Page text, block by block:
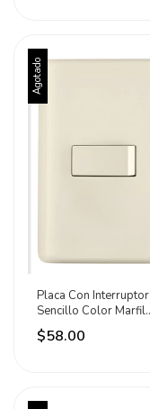
Agotado
Placa Con Interruptor
Sencillo Color Marfil
Marca Volteck
$58.00